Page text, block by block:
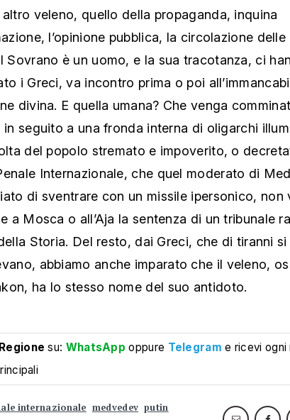
altro veleno, quello della propaganda, inquina
l’opinione pubblica, la circolazione delle
Sovrano è un uomo, e la sua tracotanza, ci
i Greci, va incontro prima o poi
divina. E quella umana? Che venga
in seguito a una fronda interna di oligarchi
del popolo stremato e impoverito, o
Internazionale, che quel moderato di
di sventrare con un missile ipersonico, non
a Mosca o all’Aja la sentenza di un tribunale
Storia. Del resto, dai Greci, che di tiranni si
abbiamo anche imparato che il veleno,
ha lo stesso nome del suo antidoto.
su: WhatsApp oppure Telegram e ricevi ogni
internazionale medvedev putin